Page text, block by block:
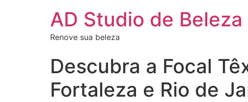
AD Studio de Beleza
Renove sua beleza
Descubra a Focal
Fortaleza e Rio de